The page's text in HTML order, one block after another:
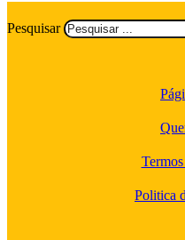
Pesquisar
Politica